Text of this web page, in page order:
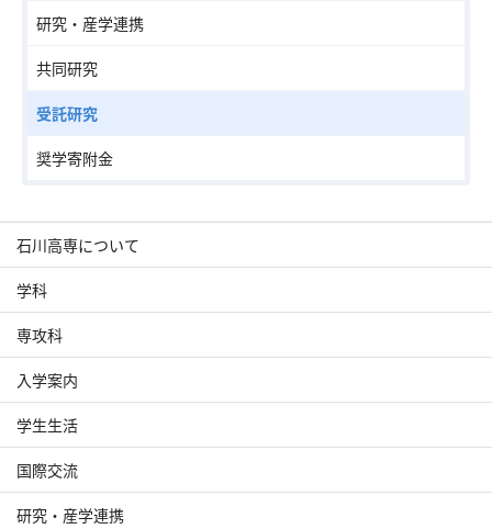
研究・産学連携
共同研究
受託研究
奨学寄附金
石川高専について
学科
専攻科
入学案内
学生生活
国際交流
研究・産学連携